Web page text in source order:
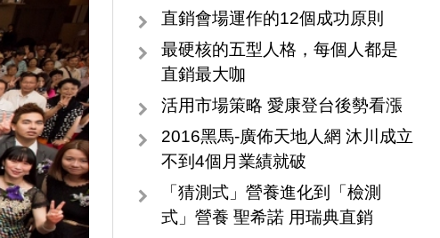
直銷會場運作的12個成功原則
最硬核的五型人格，每個人都是
直銷最大咖
活用市場策略 愛康登台後勢看漲
2016黑馬-廣佈天地人網 沐川成立
不到4個月業績就破
「猜測式」營養進化到「檢測
式」營養 聖希諾 用瑞典直銷